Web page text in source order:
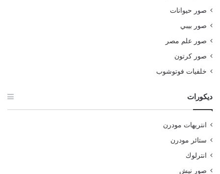
صور حيوانات
صور بيبي
صور علم مصر
صور كرتون
خلفيات فوتوشوب
ديكورات
انتريهات مودرن
ستائر مودرن
انترلوك
صور نيش